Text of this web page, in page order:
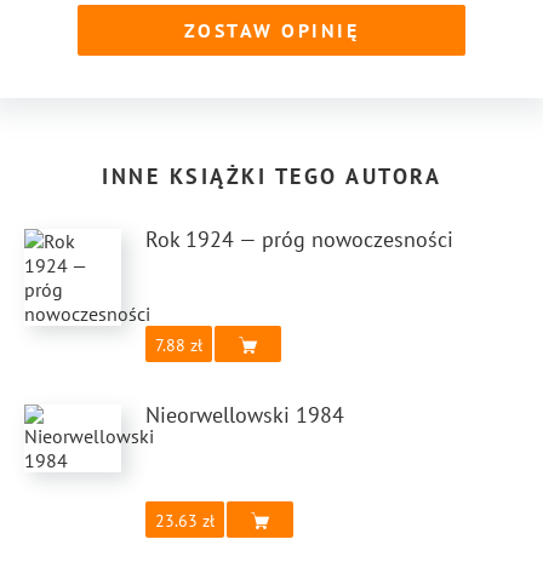
ZOSTAW OPINIĘ
INNE KSIĄŻKI TEGO AUTORA
Rok 1924 — próg nowoczesności
7.88
Nieorwellowski 1984
23.63